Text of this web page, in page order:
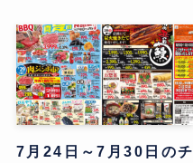
7月24日～7月30日のチ